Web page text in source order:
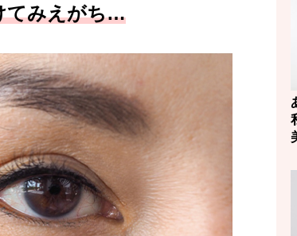
てみえがち…